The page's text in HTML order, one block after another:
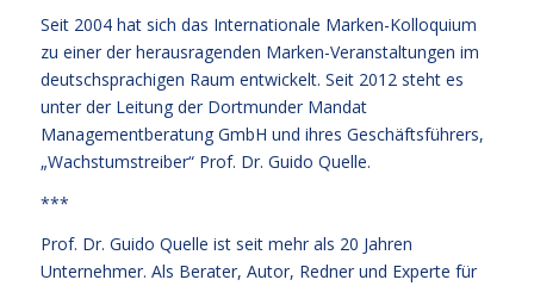
Seit 2004 hat sich das Internationale Marken-Kolloquium
zu einer der herausragenden Marken-Veranstaltungen im
deutschsprachigen Raum entwickelt. Seit 2012 steht es
unter der Leitung der Dortmunder Mandat
Managementberatung GmbH und ihres Geschäftsführers,
„Wachstumstreiber“ Prof. Dr. Guido Quelle.
***
Prof. Dr. Guido Quelle ist seit mehr als 20 Jahren
Unternehmer. Als Berater, Autor, Redner und Experte für